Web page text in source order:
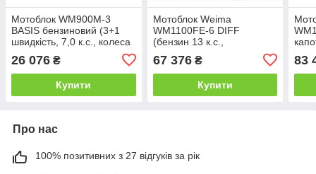
Мотоблок WM900M-3
BASIS бензиновий (3+1
швидкість, 7,0 к.с., колеса
26 076 ₴
Купити
Мотоблок Weima
WM1100FЕ-6 DIFF
(бензин 13 к.с.,
розблокіратори, 5,00-12)
67 376₴
Купити
КПП
83
Про нас
100% позитивних з 27 відгуків за рік